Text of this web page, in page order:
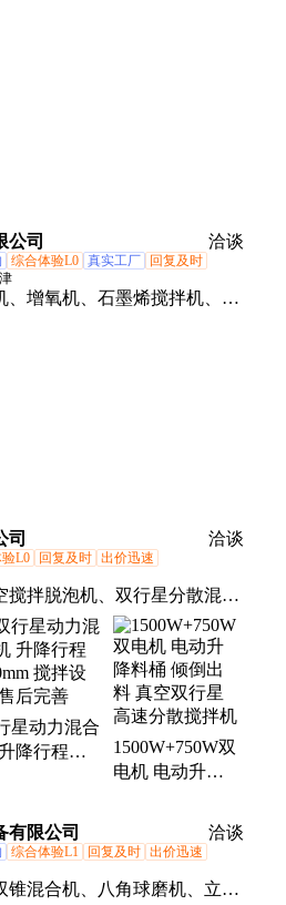
机、孔板流量计、防回火装
电视、振动放矿机、矿用摄像
用平板车、固定式矿车、翻斗
度绞车、启闭风门绞车
公司
洽谈
综合体验L0 真实工厂
回复及时
、增氧机、石墨烯搅拌机、爬
机、带锯机、压刨机、拉花
亩仪、选果机、漏水检测仪、
管道疏通你、电动脚手架
司 洽谈
L0 回复及时 出价迅速
搅拌脱泡机、双行星分散混合
机、搅拌机、材料滚动熟化机
星动力混合
降行程
1500W+750W双
电机 电动升降
真空双行星高速
分散搅拌机
有限公司 洽谈
综合体验L1 回复及时 出价迅速
锥混合机、八角球磨机、立式